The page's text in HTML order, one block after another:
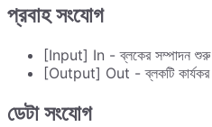
প্রবাহ সংযোগ
[Input] In - ব্লকের সম্পাদন শুরু
[Output] Out - ব্লকটি কার্যকর
ডেটা সংযোগ